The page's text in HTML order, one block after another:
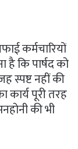
कर्मचारियों
है कि पार्षद को
स्पष्ट नहीं की
कार्य पूरी तरह
की भी